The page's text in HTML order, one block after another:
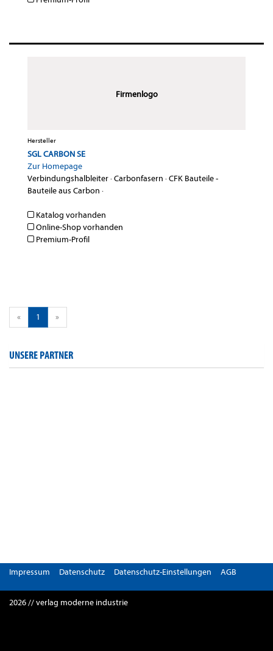
Firmenlogo
Hersteller
SGL CARBON SE
Zur Homepage
Verbindungshalbleiter·Carbonfasern ·CFK Bauteile -
Bauteile aus Carbon ·
Katalog vorhanden
Online-Shop vorhanden
Premium-Profil
« 1 »
UNSERE PARTNER
Impressum Datenschutz Datenschutz-Einstellungen AGB
2026 // verlag moderne industrie